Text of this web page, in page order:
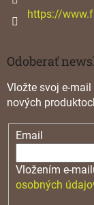
https://
Odoberať
Vložte svoj e-
nových
Email
Vložením e-
osobných